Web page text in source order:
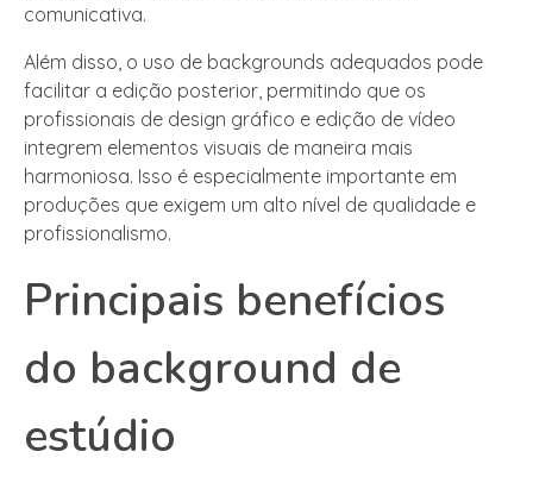
comunicativa.
Além disso, o uso de backgrounds adequados pode
facilitar a edição posterior, permitindo que os
profissionais de design gráfico e edição de vídeo
integrem elementos visuais de maneira mais
harmoniosa. Isso é especialmente importante em
produções que exigem um alto nível de qualidade e
profissionalismo.
Principais benefícios
do background de
estúdio